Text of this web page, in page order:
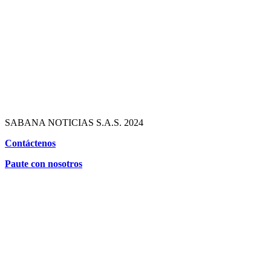
SABANA NOTICIAS S.A.S. 2024
Contáctenos
Paute con nosotros